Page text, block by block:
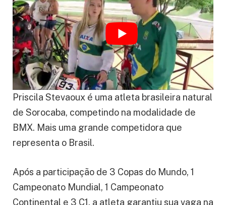
Priscila Stevaoux é uma atleta brasileira natural
de Sorocaba, competindo na modalidade de
BMX. Mais uma grande competidora que
representa o Brasil.
Após a participação de 3 Copas do Mundo, 1
Campeonato Mundial, 1 Campeonato
Continental e 3 C1, a atleta garantiu sua vaga na